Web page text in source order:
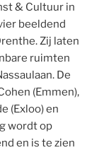
& Cultuur in
beeldend
Zij laten
ruimten
De
(Emmen),
(Exloo) en
wordt op
en is te zien